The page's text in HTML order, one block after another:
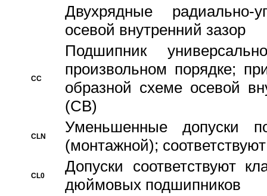
Двухрядные радиально-
осевой внутренний зазор
CC
Подшипник
произвольном порядке;
образной схеме осевой
(CB)
CLN
Уменьшенные
(монтажной);
CL0
Допуски соответствуют
дюймовых подшипников